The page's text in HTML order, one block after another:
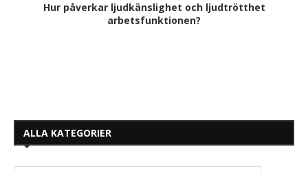
Hur påverkar ljudkänslighet och ljudtrötthet
arbetsfunktionen?
ALLA KATEGORIER